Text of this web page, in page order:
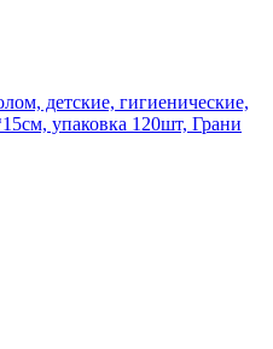
детские, гигиенические,
упаковка 120шт, Грани